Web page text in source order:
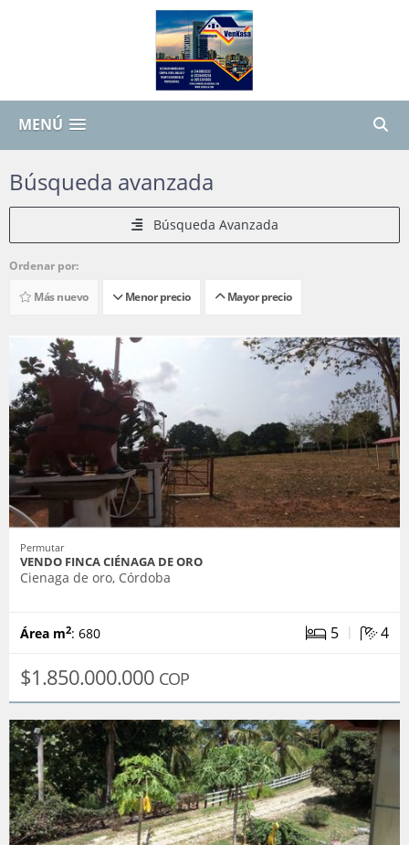
MENÚ
Búsqueda avanzada
Búsqueda Avanzada
Ordenar por:
Más nuevo
Menor precio Mayor precio
Permutar
VENDO FINCA CIÉNAGA DE ORO
Cienaga de oro, Córdoba
Área m2: 680 5 | 4
$1.850.000.000 COP